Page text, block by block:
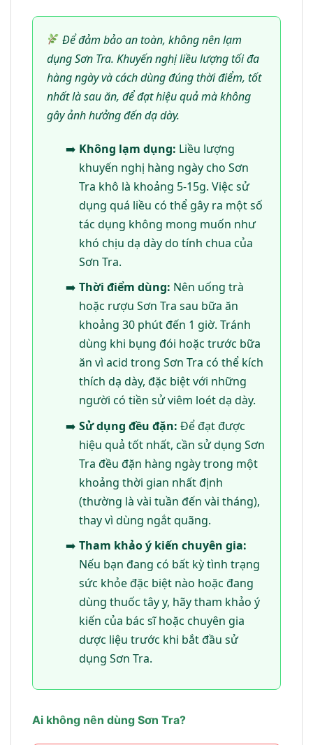
Để đảm bảo an toàn, không nên lạm
dụng Sơn Tra. Khuyến nghị liều lượng tối đa
hàng ngày và cách dùng đúng thời điểm, tốt
nhất là sau ăn, để đạt hiệu quả mà không
gây ảnh hưởng đến dạ dày.
Không lạm dụng: Liều lượng
khuyến nghị hàng ngày cho Sơn
Tra khô là khoảng 5-15g. Việc sử
dụng quá liều có thể gây ra một số
tác dụng không mong muốn như
khó chịu dạ dày do tính chua của
Sơn Tra.
Thời điểm dùng: Nên uống trà
hoặc rượu Sơn Tra sau bữa ăn
khoảng 30 phút đến 1 giờ. Tránh
dùng khi bụng đói hoặc trước bữa
ăn vì acid trong Sơn Tra có thể kích
thích dạ dày, đặc biệt với những
người có tiền sử viêm loét dạ dày.
Sử dụng đều đặn: Để đạt được
hiệu quả tốt nhất, cần sử dụng Sơn
Tra đều đặn hàng ngày trong một
khoảng thời gian nhất định
(thường là vài tuần đến vài tháng),
thay vì dùng ngắt quãng.
Tham khảo ý kiến chuyên gia:
Nếu bạn đang có bất kỳ tình trạng
sức khỏe đặc biệt nào hoặc đang
dùng thuốc tây y, hãy tham khảo ý
kiến của bác sĩ hoặc chuyên gia
dược liệu trước khi bắt đầu sử
dụng Sơn Tra.
Ai không nên dùng Sơn Tra?